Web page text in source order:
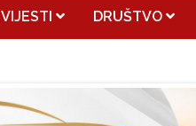
VIJESTI DRUŠTVO